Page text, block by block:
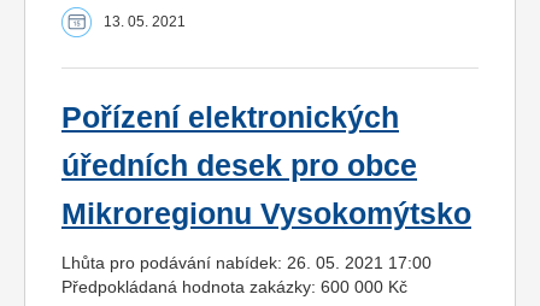
13. 05. 2021
Pořízení elektronických
úředních desek pro obce
Mikroregionu Vysokomýtsko
Lhůta pro podávání nabídek: 26. 05. 2021 17:00
Předpokládaná hodnota zakázky: 600 000 Kč